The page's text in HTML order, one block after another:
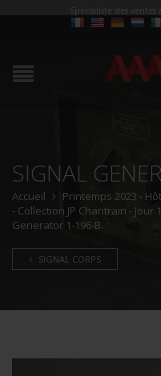
Spécialiste des
SIGNAL
Accueil Printemps 2023 -
- Collection JP Chantrain - Jour 1
Generator 1-196-B.
SIGNAL CORPS